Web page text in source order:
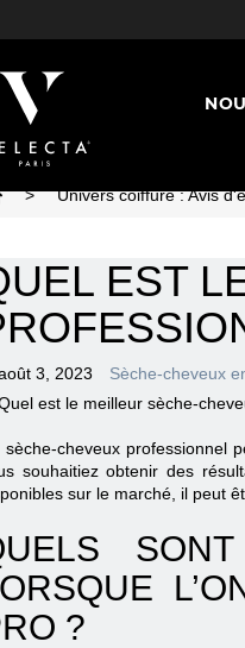
> Univers coiffure : Avis
EST
3, 2023 Sèche-cheveux
sèche-cheveux professionnel
souhaitiez obtenir des
sur le marché, il peut
?